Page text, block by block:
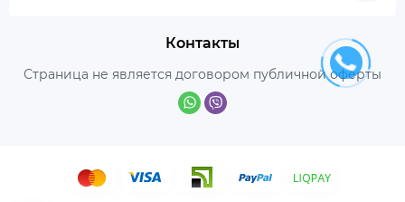
Контакты
Страница не является договором публичной оферты